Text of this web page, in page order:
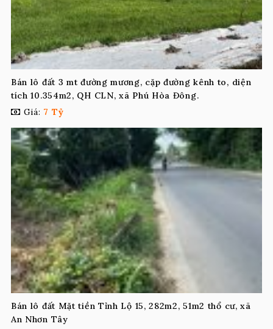
Bán lô đất 3 mt đường mương, cặp đường kênh to, diện
tích 10.354m2, QH CLN, xã Phú Hòa Đông.
Giá: 7 Tỷ
Bán lô đất Mặt tiền Tỉnh Lộ 15, 282m2, 51m2 thổ cư, xã
An Nhơn Tây